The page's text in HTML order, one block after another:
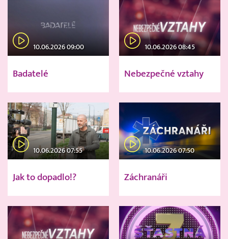
10.06.2026 09:00
Badatelé
10.06.2026 08:45
Nebezpečné vztahy
10.06.2026 07:55
Jak to dopadlo!?
10.06.2026 07:50
Záchranáři